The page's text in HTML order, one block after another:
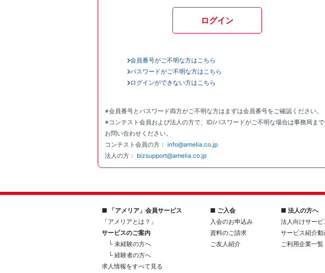
ログイン
会員番号がご不明な方はこちら
パスワードがご不明な方はこちら
ログインができない方はこちら
※会員番号とパスワード両方がご不明な方はまずは会員番号をご確認ください。
※コンテスト会員および法人の方で、ID/パスワードがご不明な場合は事務局まで
お問い合わせください。
コンテスト会員の方： info@amelia.co.jp
法人の方： bizsupport@amelia.co.jp
■ 「アメリア」会員サービス
「アメリアとは？」
サービスのご案内
└ 未経験の方へ
└ 経験者の方へ
求人情報をすべて見る
■ ご入会
入会のお申込み
資料のご請求
ご友人紹介
■ 法人の方へ
法人向けサービ
サービス紹介動
ご利用企業一覧